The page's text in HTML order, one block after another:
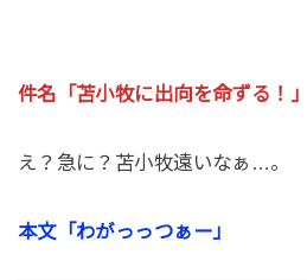
件名「苫小牧に出向を命ずる！」
え？急に？苫小牧遠いなぁ…。
本文「わがっっつぁー」